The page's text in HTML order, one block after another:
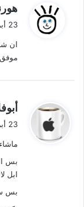
ي
ق
ل
23 أبريل، 2010 الساعة 6:44 م
ان
موفق
ي
ق
ل
23 أبريل، 2010 الساعة 5:30 م
بس
ابل
بس